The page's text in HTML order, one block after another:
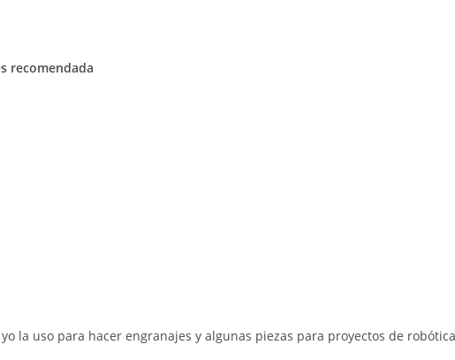
recomendada
la uso para hacer engranajes y algunas piezas para proyectos de